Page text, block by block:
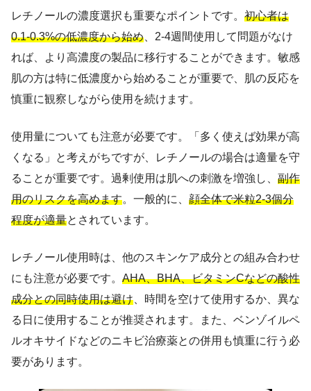
レチノールの濃度選択も重要なポイントです。 初心者は
0.1-0.3%の低濃度から始め、2-4週間使用して問題がなけ
れば、より高濃度の製品に移行することができます。敏感
肌の方は特に低濃度から始めることが重要で、肌の反応を
慎重に観察しながら使用を続けます。
使用量についても注意が必要です。「多く使えば効果が高
くなる」と考えがちですが、レチノールの場合は適量を守
ることが重要です。過剰使用は肌への刺激を増強し、 副作
用のリスクを高めます。一般的に、 顔全体で米粒2-3個分
程度が適量とされています。
レチノール使用時は、他のスキンケア成分との組み合わせ
にも注意が必要です。 AHA、BHA、ビタミンCなどの酸性
成分との同時使用は避け、時間を空けて使用するか、異な
る日に使用することが推奨されます。また、ベンゾイルペ
ルオキサイドなどのニキビ治療薬との併用も慎重に行う必
要があります。